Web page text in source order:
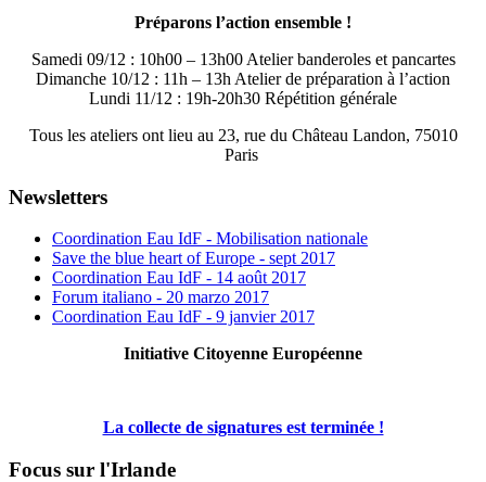
Préparons l’action ensemble !
Samedi 09/12 : 10h00 – 13h00 Atelier banderoles et pancartes
Dimanche 10/12 : 11h – 13h Atelier de préparation à l’action
Lundi 11/12 : 19h-20h30 Répétition générale
Tous les ateliers ont lieu au 23, rue du Château Landon, 75010
Paris
Newsletters
Coordination Eau IdF - Mobilisation nationale
Save the blue heart of Europe - sept 2017
Coordination Eau IdF - 14 août 2017
Forum italiano - 20 marzo 2017
Coordination Eau IdF - 9 janvier 2017
Initiative Citoyenne Européenne
La collecte de signatures est terminée !
Focus sur l'Irlande